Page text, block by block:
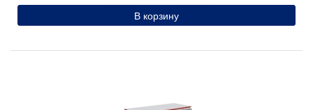
В корзину